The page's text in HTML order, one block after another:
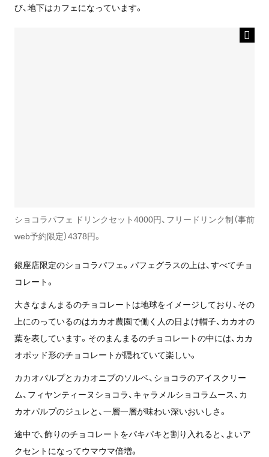
び、地下はカフェになっています。
ショコラパフェ ドリンクセット4000円、フリードリンク制（事前
web予約限定）4378円。
銀座店限定のショコラパフェ。パフェグラスの上は、すべてチョ
コレート。
大きなまんまるのチョコレートは地球をイメージしており、その
上にのっているのはカカオ農園で働く人の日よけ帽子、カカオの
葉を表しています。そのまんまるのチョコレートの中には、カカ
オポッド形のチョコレートが隠れていて楽しい。
カカオパルプとカカオニブのソルベ、ショコラのアイスクリー
ム、フィヤンティーヌショコラ、キャラメルショコラムース、カ
カオパルプのジュレと、一層一層が味わい深いおいしさ。
途中で、飾りのチョコレートをパキパキと割り入れると、よいア
クセントになってウマウマ倍増。